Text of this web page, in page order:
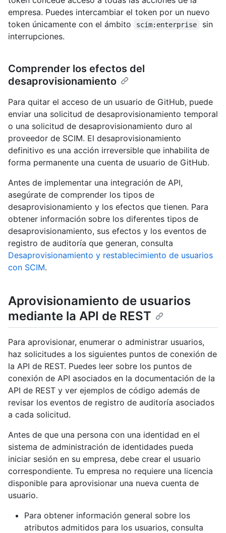
empresa. Puedes intercambiar el token por un nuevo
token únicamente con el ámbito
scim:enterprise
sin
interrupciones.
Comprender los efectos del
desaprovisionamiento
Para quitar el acceso de un usuario de GitHub, puede
enviar una solicitud de desaprovisionamiento temporal
o una solicitud de desaprovisionamiento duro al
proveedor de SCIM. El desaprovisionamiento
definitivo es una acción irreversible que inhabilita de
forma permanente una cuenta de usuario de GitHub.
Antes de implementar una integración de API,
asegúrate de comprender los tipos de
desaprovisionamiento y los efectos que tienen. Para
obtener información sobre los diferentes tipos de
desaprovisionamiento, sus efectos y los eventos de
registro de auditoría que generan, consulta
Desaprovisionamiento y restablecimiento de usuarios
con SCIM.
Aprovisionamiento de usuarios
mediante la API de REST
Para aprovisionar, enumerar o administrar usuarios,
haz solicitudes a los siguientes puntos de conexión de
la API de REST. Puedes leer sobre los puntos de
conexión de API asociados en la documentación de la
API de REST y ver ejemplos de código además de
revisar los eventos de registro de auditoría asociados
a cada solicitud.
Antes de que una persona con una identidad en el
sistema de administración de identidades pueda
iniciar sesión en su empresa, debe crear el usuario
correspondiente. Tu empresa no requiere una licencia
disponible para aprovisionar una nueva cuenta de
usuario.
Para obtener información general sobre los
atributos admitidos para los usuarios, consulta